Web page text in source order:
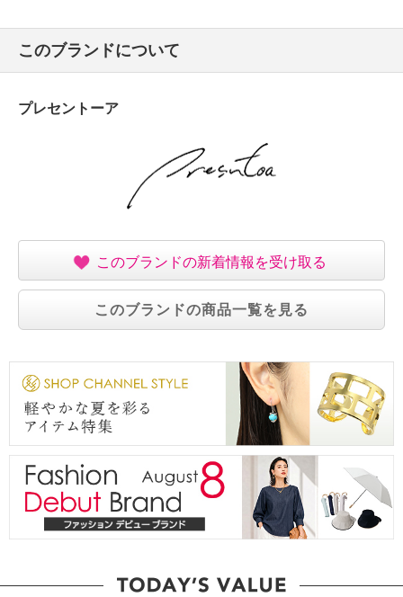
このブランドについて
プレセントーア
このブランドの新着情報を受け取る
このブランドの商品一覧を見る